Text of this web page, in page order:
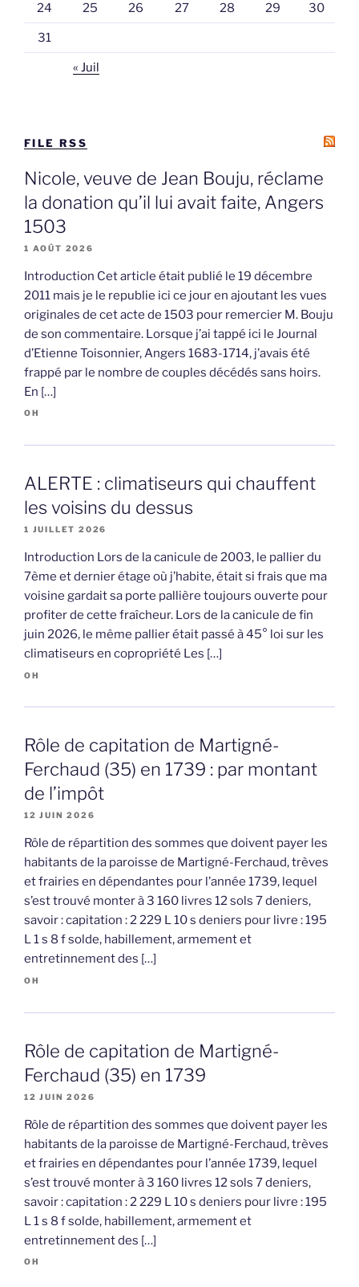
24 25 26 27 28 29 30
31
« Juil
FILE RSS
Nicole, veuve de Jean Bouju, réclame
la donation qu’il lui avait faite, Angers
1503
1 AOÛT 2026
Introduction Cet article était publié le 19 décembre
2011 mais je le republie ici ce jour en ajoutant les vues
originales de cet acte de 1503 pour remercier M. Bouju
de son commentaire. Lorsque j’ai tappé ici le Journal
d’Etienne Toisonnier, Angers 1683-1714, j’avais été
frappé par le nombre de couples décédés sans hoirs.
En […]
OH
ALERTE : climatiseurs qui chauffent
les voisins du dessus
1 JUILLET 2026
Introduction Lors de la canicule de 2003, le pallier du
7ème et dernier étage où j’habite, était si frais que ma
voisine gardait sa porte pallière toujours ouverte pour
profiter de cette fraîcheur. Lors de la canicule de fin
juin 2026, le même pallier était passé à 45° loi sur les
climatiseurs en copropriété Les […]
OH
Rôle de capitation de Martigné-
Ferchaud (35) en 1739 : par montant
de l’impôt
12 JUIN 2026
Rôle de répartition des sommes que doivent payer les
habitants de la paroisse de Martigné-Ferchaud, trèves
et frairies en dépendantes pour l’année 1739, lequel
s’est trouvé monter à 3 160 livres 12 sols 7 deniers,
savoir : capitation : 2 229 L 10 s deniers pour livre : 195
L 1 s 8 f solde, habillement, armement et
entretinnement des […]
OH
Rôle de capitation de Martigné-
Ferchaud (35) en 1739
12 JUIN 2026
Rôle de répartition des sommes que doivent payer les
habitants de la paroisse de Martigné-Ferchaud, trèves
et frairies en dépendantes pour l’année 1739, lequel
s’est trouvé monter à 3 160 livres 12 sols 7 deniers,
savoir : capitation : 2 229 L 10 s deniers pour livre : 195
L 1 s 8 f solde, habillement, armement et
entretinnement des […]
OH